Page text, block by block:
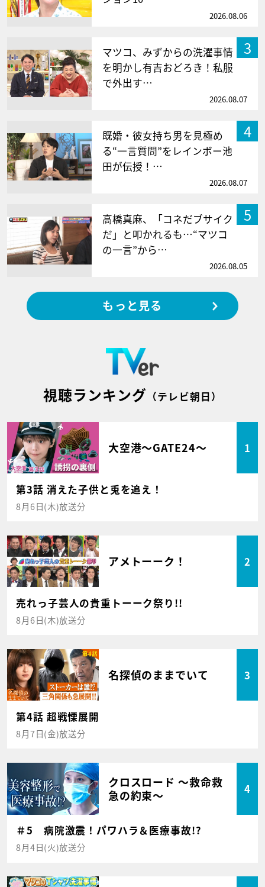
2026.08.06
3
マツコ、みずからの洗濯事情
を明かし有吉おどろき！私服
で外出す…
2026.08.07
4
既婚・彼女持ち男を見極め
る“一言質問”をレインボー池
田が伝授！…
2026.08.07
5
高橋真麻、「コネだブサイク
だ」と叩かれるも…“マツコ
の一言”から…
2026.08.05
もっと見る
視聴ランキング （テレビ朝日）
大空港～GATE24～ 1
第3話 消えた子供と兎を追え！
8月6日(木)放送分
アメトーーク！ 2
売れっ子芸人の貴重トーーク祭り!!
8月6日(木)放送分
名探偵のままでいて 3
第4話 超戦慄展開
8月7日(金)放送分
クロスロード ～救命救
急の約束～
4
＃5 病院激震！パワハラ＆医療事故!?
8月4日(火)放送分